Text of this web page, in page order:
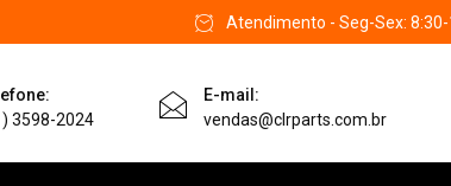
Atendimento - Seg-Sex: 8:30-
3598-2024
E-mail:
vendas@clrparts.com.br